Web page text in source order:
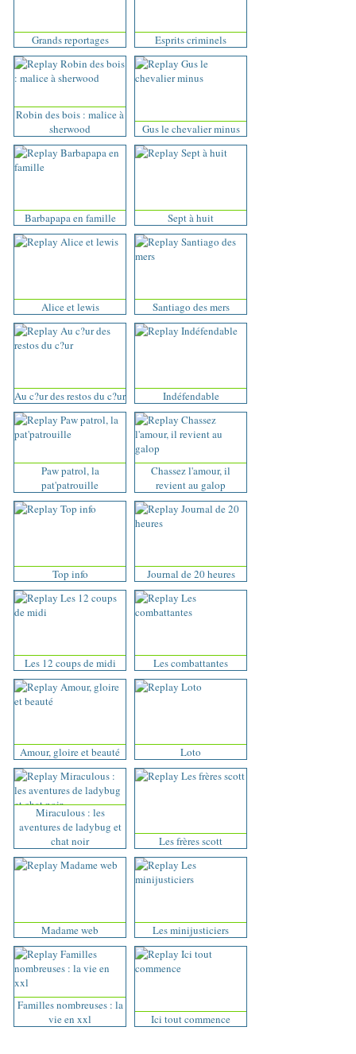
Grands reportages Esprits criminels
Robin des bois : malice à
sherwood
Gus le chevalier minus
Barbapapa en famille Sept à huit
Alice et lewis Santiago des mers
Au c?ur des restos du c?ur Indéfendable
Paw patrol, la
pat'patrouille
Chassez l'amour, il
revient au galop
Top info Journal de 20 heures
Les 12 coups de midi Les combattantes
Amour, gloire et beauté Loto
Miraculous : les
aventures de ladybug et
chat noir
Les frères scott
Madame web Les minijusticiers
Familles nombreuses : la
vie en xxl
Ici tout commence